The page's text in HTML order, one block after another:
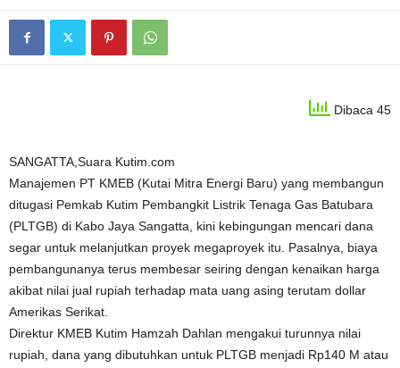
Dibaca 45
SANGATTA,Suara Kutim.com
Manajemen PT KMEB (Kutai Mitra Energi Baru) yang membangun
ditugasi Pemkab Kutim Pembangkit Listrik Tenaga Gas Batubara
(PLTGB) di Kabo Jaya Sangatta, kini kebingungan mencari dana
segar untuk melanjutkan proyek megaproyek itu. Pasalnya, biaya
pembangunanya terus membesar seiring dengan kenaikan harga
akibat nilai jual rupiah terhadap mata uang asing terutam dollar
Amerikas Serikat.
Direktur KMEB Kutim Hamzah Dahlan mengakui turunnya nilai
rupiah, dana yang dibutuhkan untuk PLTGB menjadi Rp140 M atau